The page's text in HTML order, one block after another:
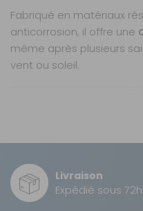
Prix :
Disponibilité :
Fabriqué en matériaux
anticorrosion, il offre une
même après plusieurs
vent ou soleil.
Longueurs
(3,50 m, 4,00 m, 4,50
Position de
Résistant aux
Kit complet, prêt à
Transporteur gros
10 €
Livraison
Expédié sous 72h